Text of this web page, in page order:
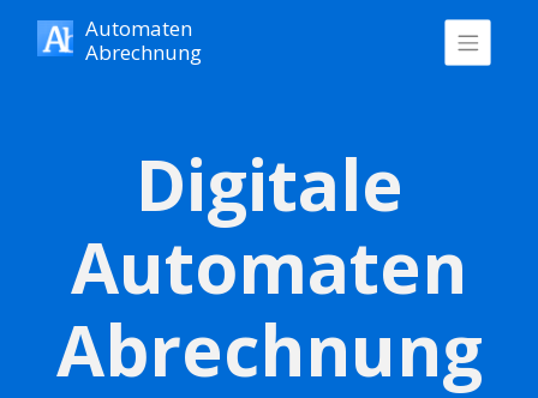
Automaten
Abrechnung
Digitale
Automaten
Abrechnung